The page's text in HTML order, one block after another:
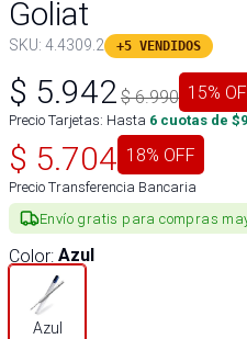
Goliat
SKU: 4.4309.2 +5 VENDIDOS
$ 5.942 $6.990 15%
Precio Tarjetas: Hasta 6 cuotas de $
$ 5.704 18% OFF
Precio Transferencia Bancaria
Envío gratis para compras
Color: Azul
Azul